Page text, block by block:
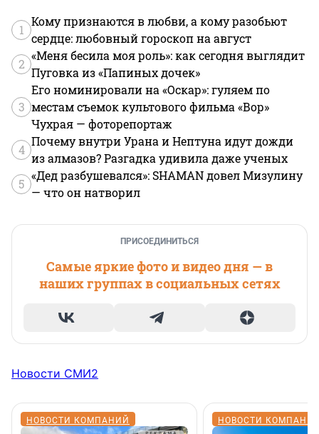
1
Кому признаются в любви, а кому разобьют
сердце: любовный гороскоп на август
2
«Меня бесила моя роль»: как сегодня выглядит
Пуговка из «Папиных дочек»
3
Его номинировали на «Оскар»: гуляем по
местам съемок культового фильма «Вор»
Чухрая — фоторепортаж
4
Почему внутри Урана и Нептуна идут дожди
из алмазов? Разгадка удивила даже ученых
5
«Дед разбушевался»: SHAMAN довел Мизулину
— что он натворил
ПРИСОЕДИНИТЬСЯ
Самые яркие фото и видео дня — в
наших группах в социальных сетях
Новости СМИ2
НОВОСТИ КОМПАНИЙ НОВОСТИ